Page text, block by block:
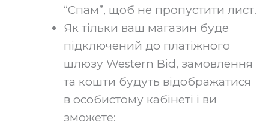
“Спам”, щоб не пропустити лист.‍
Як тільки ваш магазин буде
підключений до платіжного
шлюзу Western Bid, замовлення
та кошти будуть відображатися
в особистому кабінеті і ви
зможете: